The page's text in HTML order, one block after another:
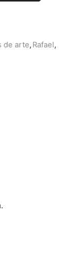
de arte, Rafael,